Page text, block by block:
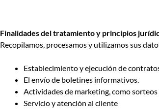
Finalidades del tratamiento y principios
Recopilamos, procesamos y utilizamos sus
Establecimiento y ejecución de
El envío de boletines informativos.
Actividades de marketing, como
Servicio y atención al cliente